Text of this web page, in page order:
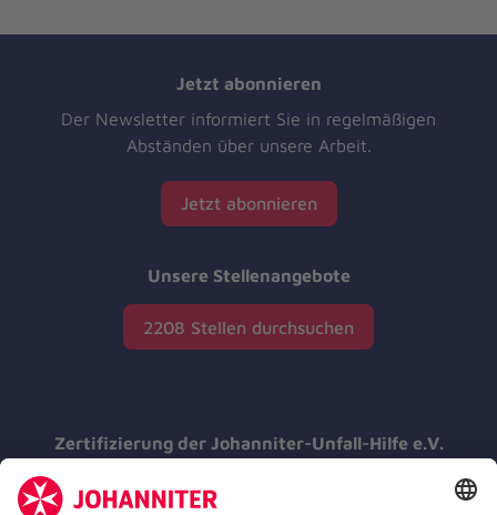
Jetzt abonnieren
Der Newsletter informiert Sie in regelmäßigen
Abständen über unsere Arbeit.
Jetzt abonnieren
Unsere Stellenangebote
2208 Stellen durchsuchen
Zertifizierung der Johanniter-Unfall-Hilfe e.V.